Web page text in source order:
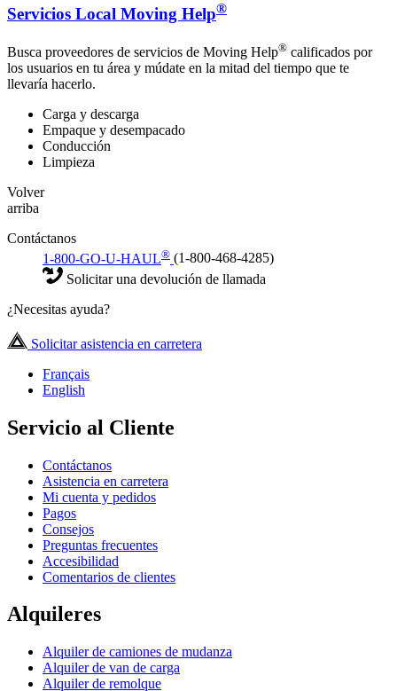
Servicios Local Moving Help®
Busca proveedores de servicios de Moving Help® calificados por
los usuarios en tu área y múdate en la mitad del tiempo que te
llevaría hacerlo.
Carga y descarga
Empaque y desempacado
Conducción
Limpieza
Volver
arriba
Contáctanos
1-800-GO-U-HAUL® (1-800-468-4285)
Solicitar una devolución de llamada
¿Necesitas ayuda?
Solicitar asistencia en carretera
Français
English
Servicio al Cliente
Contáctanos
Asistencia en carretera
Mi cuenta y pedidos
Pagos
Consejos
Preguntas frecuentes
Accesibilidad
Comentarios de clientes
Alquileres
Alquiler de camiones de mudanza
Alquiler de van de carga
Alquiler de remolque